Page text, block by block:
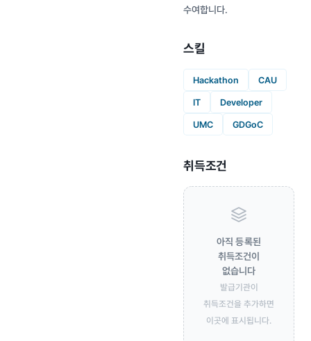
수여합니다.
스킬
Hackathon CAU
IT Developer
UMC GDGoC
취득조건
아직 등록된
취득조건이
없습니다
발급기관이
취득조건을 추가하면
이곳에 표시됩니다.